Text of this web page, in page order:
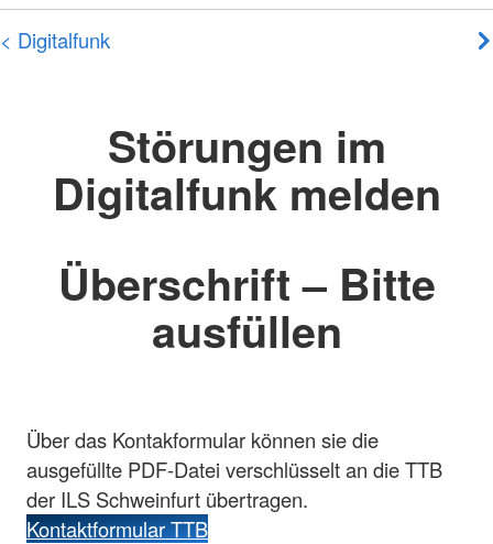
< Digitalfunk
Störungen im
Digitalfunk melden
Überschrift – Bitte
ausfüllen
Über das Kontakformular können sie die
ausgefüllte PDF-Datei verschlüsselt an die TTB
der ILS Schweinfurt übertragen.
Kontaktformular TTB